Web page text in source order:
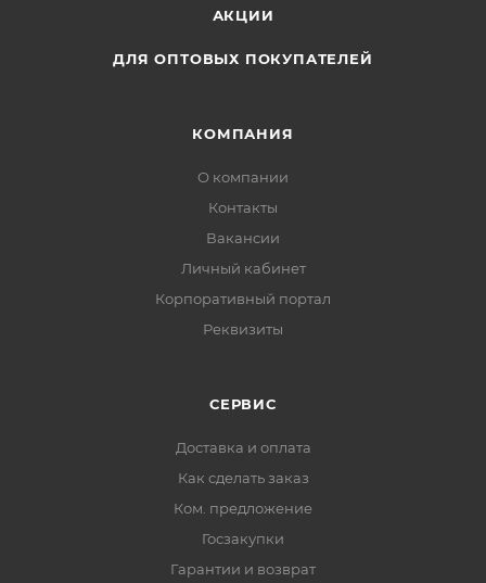
АКЦИИ
ДЛЯ ОПТОВЫХ ПОКУПАТЕЛЕЙ
КОМПАНИЯ
О компании
Контакты
Вакансии
Личный кабинет
Корпоративный портал
Реквизиты
СЕРВИС
Доставка и оплата
Как сделать заказ
Ком. предложение
Госзакупки
Гарантии и возврат